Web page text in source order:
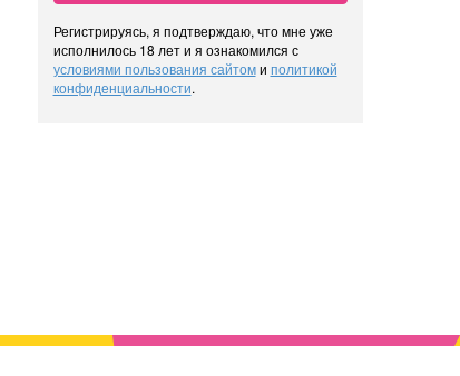
Регистрируясь, я подтверждаю, что мне уже
исполнилось 18 лет и я ознакомился с
условиями пользования сайтоми политикой
конфиденциальности.